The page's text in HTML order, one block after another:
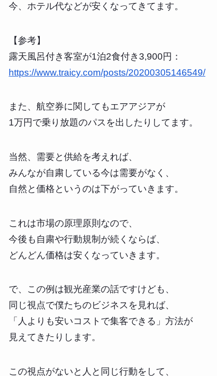
今、ホテル代などが安くなってきてます。
【参考】
露天風呂付き客室が1泊2食付き3,900円：
https://www.traicy.com/posts/20200305146549/
また、航空券に関してもエアアジアが
1万円で乗り放題のパスを出したりしてます。
当然、需要と供給を考えれば、
みんなが自粛している今は需要がなく、
自然と価格というのは下がっていきます。
これは市場の原理原則なので、
今後も自粛や行動規制が続くならば、
どんどん価格は安くなっていきます。
で、この例は観光産業の話ですけども、
同じ視点で僕たちのビジネスを見れば、
「人よりも安いコストで集客できる」方法が
見えてきたりします。
この視点がないと人と同じ行動をして、